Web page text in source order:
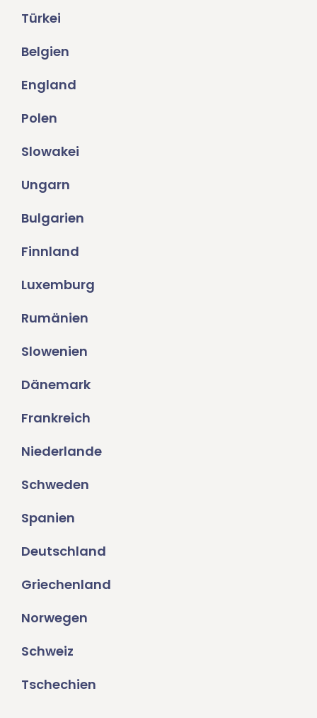
Türkei
Belgien
England
Polen
Slowakei
Ungarn
Bulgarien
Finnland
Luxemburg
Rumänien
Slowenien
Dänemark
Frankreich
Niederlande
Schweden
Spanien
Deutschland
Griechenland
Norwegen
Schweiz
Tschechien